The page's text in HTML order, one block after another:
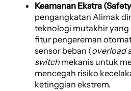
Keamanan Ekstra
pengangkatan Alimak
teknologi mutakhir yang
fitur pengereman
sensor beban (overload
switch mekanis untuk
mencegah risiko
ketinggian ekstrem.